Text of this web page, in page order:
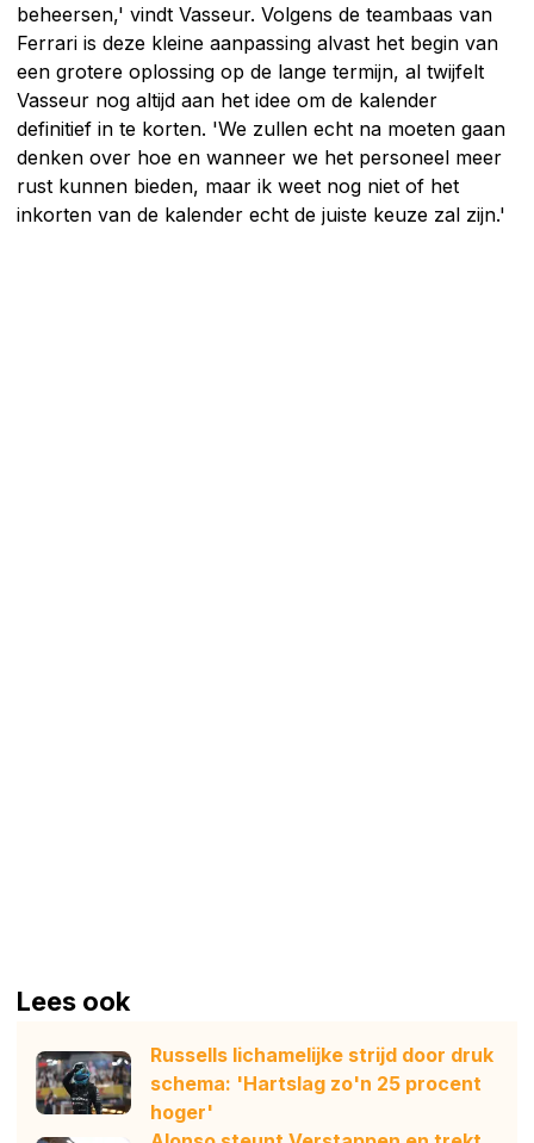
beheersen,' vindt Vasseur. Volgens de teambaas van
Ferrari is deze kleine aanpassing alvast het begin van
een grotere oplossing op de lange termijn, al twijfelt
Vasseur nog altijd aan het idee om de kalender
definitief in te korten. 'We zullen echt na moeten gaan
denken over hoe en wanneer we het personeel meer
rust kunnen bieden, maar ik weet nog niet of het
inkorten van de kalender echt de juiste keuze zal zijn.'
Lees ook
Russells lichamelijke strijd door druk
schema: 'Hartslag zo'n 25 procent
hoger'